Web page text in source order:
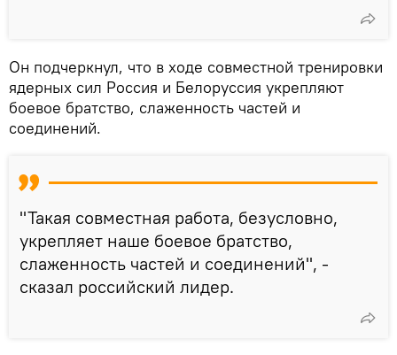
Он подчеркнул, что в ходе совместной тренировки
ядерных сил Россия и Белоруссия укрепляют
боевое братство, слаженность частей и
соединений.
"Такая совместная работа, безусловно,
укрепляет наше боевое братство,
слаженность частей и соединений", -
сказал российский лидер.